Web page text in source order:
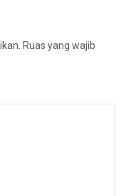
Ruas yang wajib